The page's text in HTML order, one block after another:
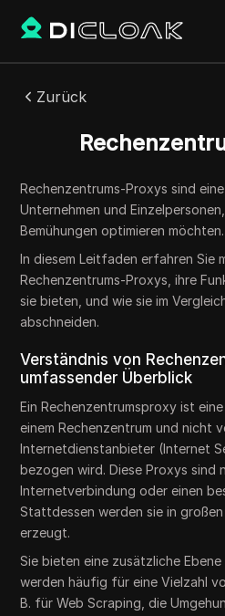
Zurück
Rechenzentrums-Proxys sind
Unternehmen und
Bemühungen optimieren möchten.
In diesem Leitfaden erfahren Sie
Rechenzentrums-Proxys, ihre
sie bieten, und wie sie im
abschneiden.
Verständnis von
umfassender Überblick
Ein Rechenzentrumsproxy ist
einem Rechenzentrum und nicht
Internetdienstanbieter (Internet
bezogen wird. Diese Proxys sind
Internetverbindung oder einen
Stattdessen werden sie in
erzeugt.
Sie bieten eine zusätzliche
werden häufig für eine Vielzahl
B. für Web Scraping, die